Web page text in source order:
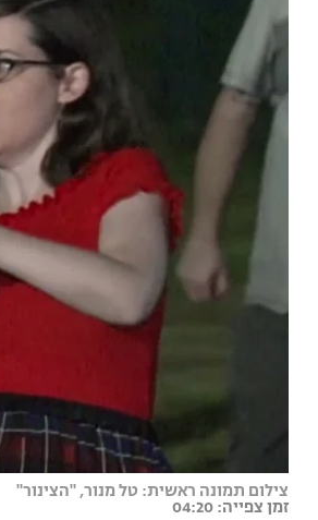
צילום תמונה ראשית: טל מנור, "הצינור"
זמן צפייה: 04:20